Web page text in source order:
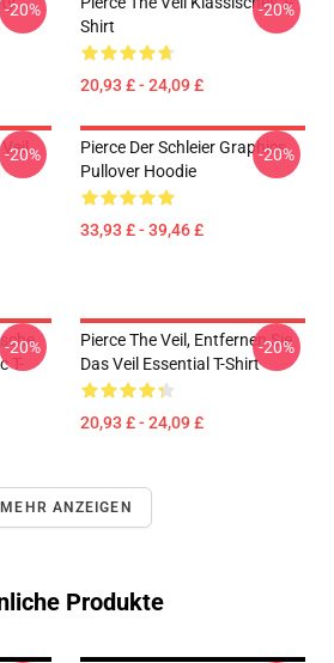
-20%
Shirt
20,93 £ - 24,09 £
-20%
-20%
Pierce Der Schleier Graphics
Pullover Hoodie
33,93 £ - 39,46 £
-20%
-20%
Pierce The Veil, Entfernen Sie
Das Veil Essential T-Shirt
20,93 £ - 24,09 £
-20%
MEHR ANZEIGEN
Produkte